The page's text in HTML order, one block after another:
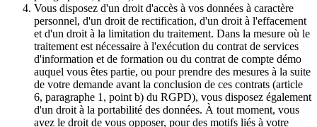
Vous disposez d'un droit d'accès à vos données à caractère
personnel, d'un droit de rectification, d'un droit à l'effacement
et d'un droit à la limitation du traitement. Dans la mesure où le
traitement est nécessaire à l'exécution du contrat de services
d'information et de formation ou du contrat de compte démo
auquel vous êtes partie, ou pour prendre des mesures à la suite
de votre demande avant la conclusion de ces contrats (article
6, paragraphe 1, point b) du RGPD), vous disposez également
d'un droit à la portabilité des données. À tout moment, vous
avez le droit de vous opposer, pour des motifs liés à votre